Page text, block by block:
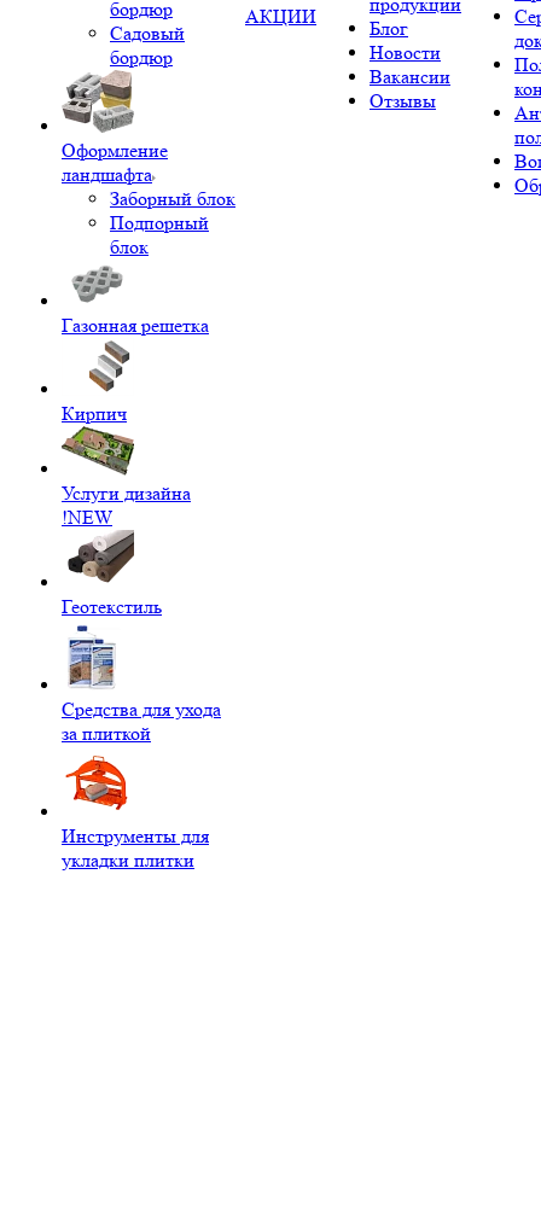
бордюр
Садовый
бордюр
Оформление
ландшафта
Заборный блок
Подпорный
блок
Газонная решетка
Кирпич
Услуги дизайна
!NEW
Геотекстиль
Средства для ухода
за плиткой
Инструменты для
укладки плитки
АКЦИИ
Блог
Новости
Вакансии
Отзывы